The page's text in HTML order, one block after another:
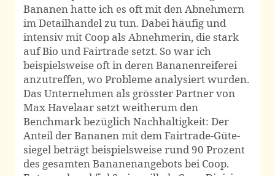
Bananen hatte ich es oft mit den Abnehmern
im Detail­handel zu tun. Dabei häufig und
intensiv mit Coop als Abnehmerin, die stark
auf Bio und Fairtrade setzt. So war ich
beispiels­weise oft in deren Bananen­reiferei
anzutreffen, wo Probleme analysiert wurden.
Das Unter­nehmen als grösster Partner von
Max Havelaar setzt weitherum den
Benchmark bezüglich Nach­haltigkeit: Der
Anteil der Bananen mit dem Fair­trade-Güte­
siegel beträgt beispiels­weise rund 90 Prozent
des gesamten Bananen­angebots bei Coop.